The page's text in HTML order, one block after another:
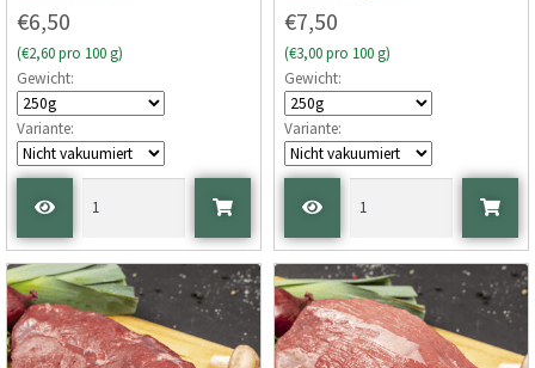
€6,50
(€2,60 pro 100 g)
Gewicht:
Variante:
€7,50
(€3,00 pro 100 g)
Gewicht:
Variante: